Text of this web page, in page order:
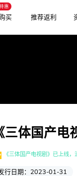
惠
买 推荐返利
三体国产电
《三体国产电视剧》已上线，
行日期： 2023-01-31